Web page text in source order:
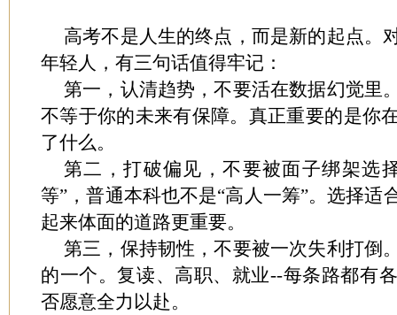
高考不是人生的终点，而是新的起点。
年轻人，有三句话值得牢记：
第一，认清趋势，不要活在数据幻觉里
不等于你的未来有保障。真正重要的是你
了什么。
第二，打破偏见，不要被面子绑架选
等”，普通本科也不是“高人一筹”。选择适
起来体面的道路更重要。
第三，保持韧性，不要被一次失利打倒
的一个。复读、高职、就业--每条路都有
否愿意全力以赴。